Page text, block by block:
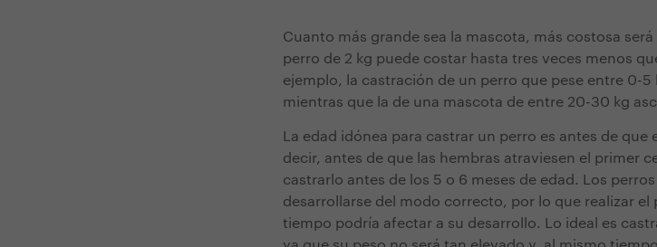
Cuanto más grande sea la mascota, más costosa
perro de 2 kg puede costar hasta tres veces menos
ejemplo, la castración de un perro que pese entre 0-5
mientras que la de una mascota de entre 20-30 kg
La edad idónea para castrar un perro es antes de
decir, antes de que las hembras atraviesen el primer
castrarlo antes de los 5 o 6 meses de edad. Los
desarrollarse del modo correcto, por lo que realizar
tiempo podría afectar a su desarrollo. Lo ideal es